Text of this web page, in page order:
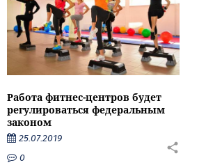
Работа фитнес-центров будет
регулироваться федеральным
законом
25.07.2019
0